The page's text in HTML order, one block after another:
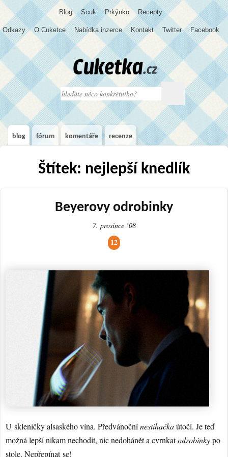
Blog Scuk Prkýnko Recepty
Odkazy O Cuketce Nabídka inzerce Kontakt Twitter Facebook
blog fórum komentáře recenze
Štítek: nejlepší knedlík
Beyerovy odrobinky
7. prosince ʼ08
12
U skleničky alsaského vína. Předvánočnínestihačkaútočí. Je teď
možná lepší nikam nechodit, nic nedohánět a cvrnkatodrobinkypo
stole. Nepřepínat se!